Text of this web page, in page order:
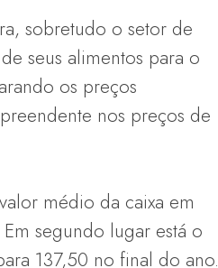
sobretudo o setor de
seus alimentos para o
os preços
nos preços de
médio da caixa em
segundo lugar está o
137,50 no final do ano.